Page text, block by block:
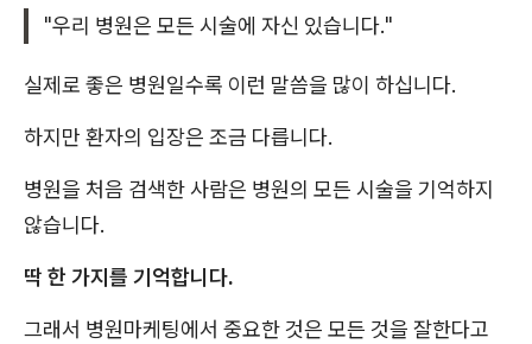
"우리 병원은 모든 시술에 자신 있습니다."
실제로 좋은 병원일수록 이런 말씀을 많이 하십니다.
하지만 환자의 입장은 조금 다릅니다.
병원을 처음 검색한 사람은 병원의 모든 시술을 기억하지
않습니다.
딱 한 가지를 기억합니다.
그래서 병원마케팅에서 중요한 것은 모든 것을 잘한다고